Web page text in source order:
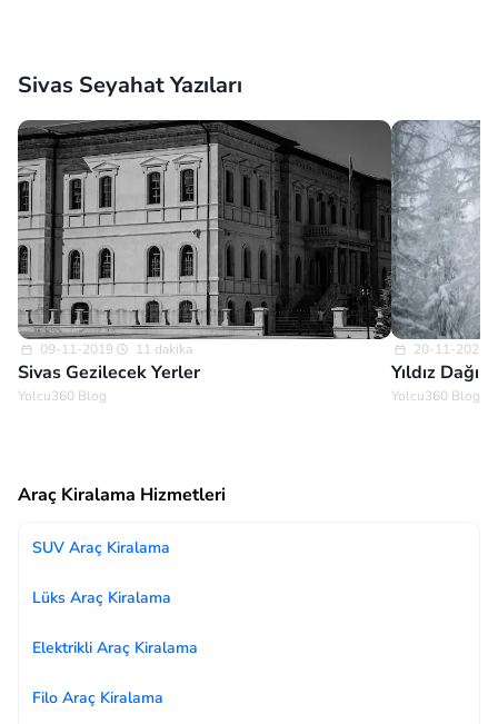
Sivas Seyahat Yazıları
09-11-2019 11 dakika
Sivas Gezilecek Yerler
Yolcu360 Blog
20-11-2025
Yıldız Dağı
Yolcu360 Blog
Araç Kiralama Hizmetleri
SUV Araç Kiralama
Lüks Araç Kiralama
Elektrikli Araç Kiralama
Filo Araç Kiralama